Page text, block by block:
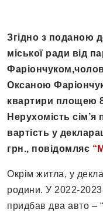
Згідно з поданою
міської ради від
Оксаною
квартири площею
Нерухомість сім’я
вартість у
грн., повідомляє
Окрім житла, у
родини. У 2022-
придбав два авто –